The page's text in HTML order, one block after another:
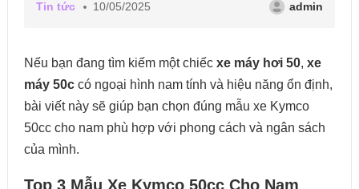
Tin tức 10/05/2025 admin
Nếu bạn đang tìm kiếm một chiếc xe máy hơi 50, xe
máy 50ccó ngoại hình nam tính và hiệu năng ổn định,
bài viết này sẽ giúp bạn chọn đúng mẫu xe Kymco
50cc cho nam phù hợp với phong cách và ngân sách
của mình.
Top 3 Mẫu Xe Kymco 50cc Cho Nam